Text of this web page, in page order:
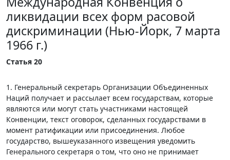
ликвидации всех форм расовой
дискриминации (Нью-Йорк, 7 марта
1966 г.)
Статья 20
1. Генеральный секретарь Организации Объединенных
Наций получает и рассылает всем государствам, которые
являются или могут стать участниками настоящей
Конвенции, текст оговорок, сделанных государствами в
момент ратификации или присоединения. Любое
государство, вышеуказанного извещения уведомить
Генерального секретаря о том, что оно не принимает